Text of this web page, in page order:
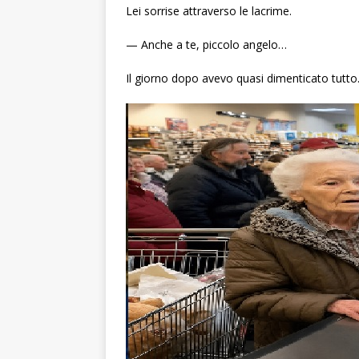
Lei sorrise attraverso le lacrime.
— Anche a te, piccolo angelo…
Il giorno dopo avevo quasi dimenticato tutto.